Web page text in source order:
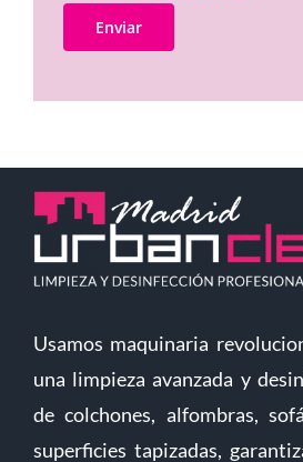
Usamos maquinaria
una limpieza avanzada y
de colchones, alfombras,
superficies tapizadas,